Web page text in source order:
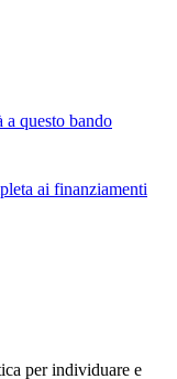
questo bando
ai finanziamenti
per individuare e